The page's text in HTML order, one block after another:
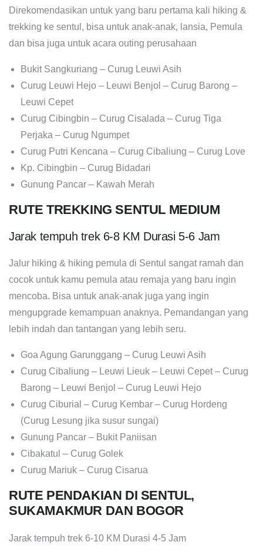
Direkomendasikan untuk yang baru pertama kali hiking &
trekking ke sentul, bisa untuk anak-anak, lansia, Pemula
dan bisa juga untuk acara outing perusahaan
Bukit Sangkuriang – Curug Leuwi Asih
Curug Leuwi Hejo – Leuwi Benjol – Curug Barong –
Leuwi Cepet
Curug Cibingbin – Curug Cisalada – Curug Tiga
Perjaka – Curug Ngumpet
Curug Putri Kencana – Curug Cibaliung – Curug Love
Kp. Cibingbin – Curug Bidadari
Gunung Pancar – Kawah Merah
RUTE TREKKING SENTUL MEDIUM
Jarak tempuh trek 6-8 KM Durasi 5-6 Jam
Jalur hiking & hiking pemula di Sentul sangat ramah dan
cocok untuk kamu pemula atau remaja yang baru ingin
mencoba. Bisa untuk anak-anak juga yang ingin
mengupgrade kemampuan anaknya. Pemandangan yang
lebih indah dan tantangan yang lebih seru.
Goa Agung Garunggang – Curug Leuwi Asih
Curug Cibaliung – Leuwi Lieuk – Leuwi Cepet – Curug
Barong – Leuwi Benjol – Curug Leuwi Hejo
Curug Ciburial – Curug Kembar – Curug Hordeng
(Curug Lesung jika susur sungai)
Gunung Pancar – Bukit Paniisan
Cibakatul – Curug Golek
Curug Mariuk – Curug Cisarua
RUTE PENDAKIAN DI SENTUL,
SUKAMAKMUR DAN BOGOR
Jarak tempuh trek 6-10 KM Durasi 4-5 Jam